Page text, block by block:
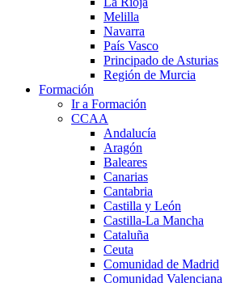
Melilla
Navarra
País Vasco
Principado de Asturias
Región de Murcia
Formación
Ir a Formación
CCAA
Andalucía
Aragón
Baleares
Canarias
Cantabria
Castilla y León
Castilla-La Mancha
Cataluña
Ceuta
Comunidad de Madrid
Comunidad Valenciana